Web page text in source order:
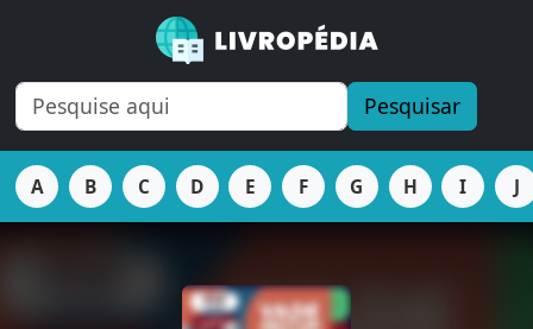
Pesquisar
A B C D E F G H I J